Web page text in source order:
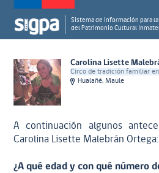
Sistema de Información para
del Patrimonio Cultural
Carolina Lisette
Circo de tradición familiar
Hualañé, Maule
A continuación algunos
Carolina Lisette Malebrán Ortega:
¿A qué edad y con qué número